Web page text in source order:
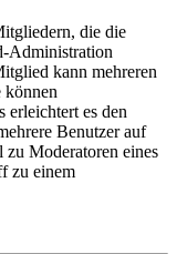
die die
Administration
kann mehreren
können
erleichtert es den
Benutzer auf
zu Moderatoren eines
zu einem